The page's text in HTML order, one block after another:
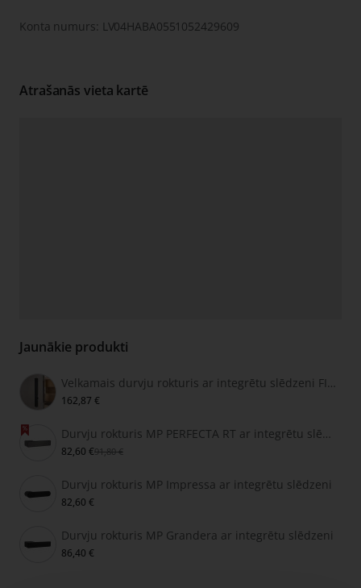
Konta numurs: LV04HABA0551052429609
Atrašanās vieta kartē
Jaunākie produkti
Velkamais durvju rokturis ar integrētu slēdzeni FIMET SECRET
162,87 €
Durvju rokturis MP PERFECTA RT ar integrētu slēdzeni
82,60 €91,80 €
Durvju rokturis MP Impressa ar integrētu slēdzeni
82,60 €
Durvju rokturis MP Grandera ar integrētu slēdzeni
86,40 €